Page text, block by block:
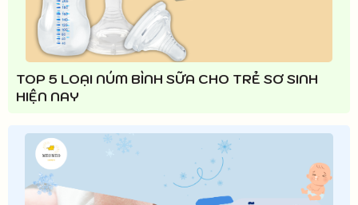
TOP 5 LOẠI NÚM BÌNH SỮA CHO TRẺ SƠ SINH
HIỆN NAY